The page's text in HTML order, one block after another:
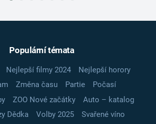
Populární témata
Nejlepší filmy 2024
Nejlepší horory
Změna času Partie
Počasí
ZOO Nové začátky
Auto – katalog
Dědka
Volby 2025
Svařené víno